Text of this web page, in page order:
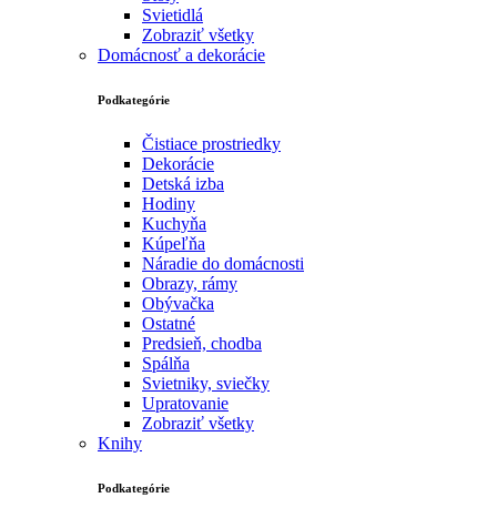
Svietidlá
Zobraziť všetky
Domácnosť a dekorácie
Podkategórie
Čistiace prostriedky
Dekorácie
Detská izba
Hodiny
Kuchyňa
Kúpeľňa
Náradie do domácnosti
Obrazy, rámy
Obývačka
Ostatné
Predsieň, chodba
Spálňa
Svietniky, sviečky
Upratovanie
Zobraziť všetky
Knihy
Podkategórie